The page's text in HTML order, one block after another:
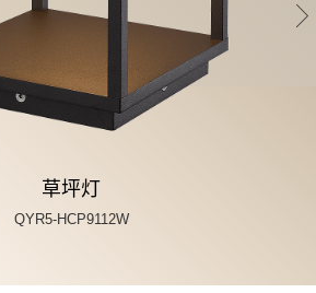
草坪灯
QYR5-HCP9112W